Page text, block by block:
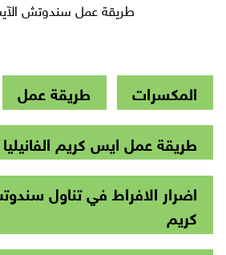
طريقة عمل سندوتش
المكسرات
طريقة عمل
طريقة عمل ايس كريم الفانيليا
اضرار الافراط في تناول
كريم